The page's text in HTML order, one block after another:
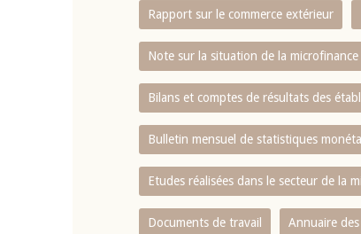
Rapport sur le commerce extérieur
Note sur la situation de la microfinance
Bilans et comptes de résultats des
Bulletin mensuel de statistiques
Etudes réalisées dans le secteur de la
Documents de travail Annuaire